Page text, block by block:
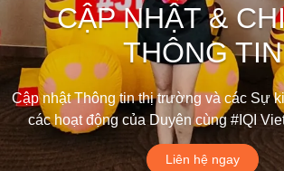
CẬP NHẬT &
THÔNG TIN
Cập nhật Thông tin thị trường và các Sự
các hoạt động của Duyên cùng #IQI
Liên hệ ngay